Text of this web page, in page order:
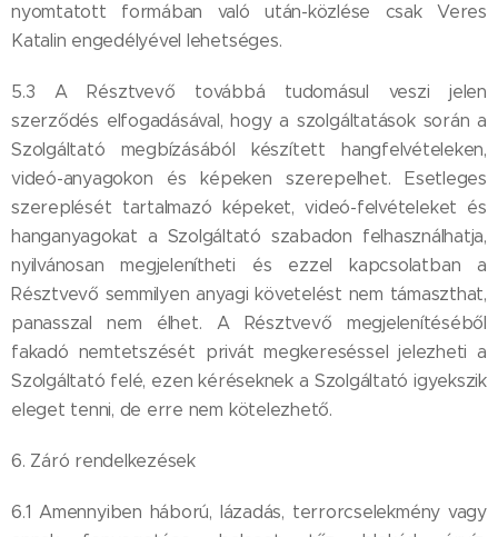
nyomtatott formában való után-közlése csak Veres
Katalin engedélyével lehetséges.
5.3 A Résztvevő továbbá tudomásul veszi jelen
szerződés elfogadásával, hogy a szolgáltatások során a
Szolgáltató megbízásából készített hangfelvételeken,
videó-anyagokon és képeken szerepelhet. Esetleges
szereplését tartalmazó képeket, videó-felvételeket és
hanganyagokat a Szolgáltató szabadon felhasználhatja,
nyilvánosan megjelenítheti és ezzel kapcsolatban a
Résztvevő semmilyen anyagi követelést nem támaszthat,
panasszal nem élhet. A Résztvevő megjelenítéséből
fakadó nemtetszését privát megkereséssel jelezheti a
Szolgáltató felé, ezen kéréseknek a Szolgáltató igyekszik
eleget tenni, de erre nem kötelezhető.
6. Záró rendelkezések
6.1 Amennyiben háború, lázadás, terrorcselekmény vagy